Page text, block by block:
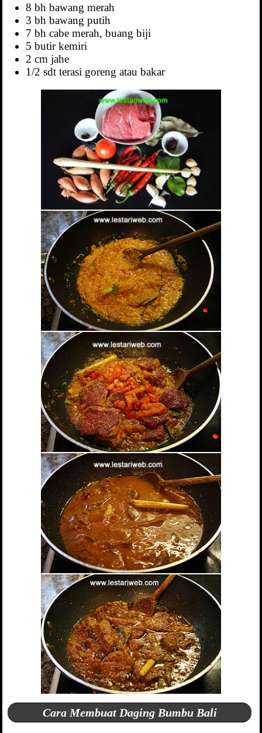
8 bh bawang merah
3 bh bawang putih
7 bh cabe merah, buang biji
5 butir kemiri
2 cm jahe
1/2 sdt terasi goreng atau bakar
Cara Membuat Daging Bumbu Bali